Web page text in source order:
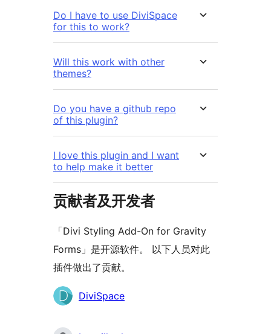
Do I have to use DiviSpace
for this to work?
Will this work with other
themes?
Do you have a github repo
of this plugin?
I love this plugin and I want
to help make it better
贡献者及开发者
「Divi Styling Add-On for Gravity
Forms」是开源软件。 以下人员对此
插件做出了贡献。
贡
者
DiviSpace